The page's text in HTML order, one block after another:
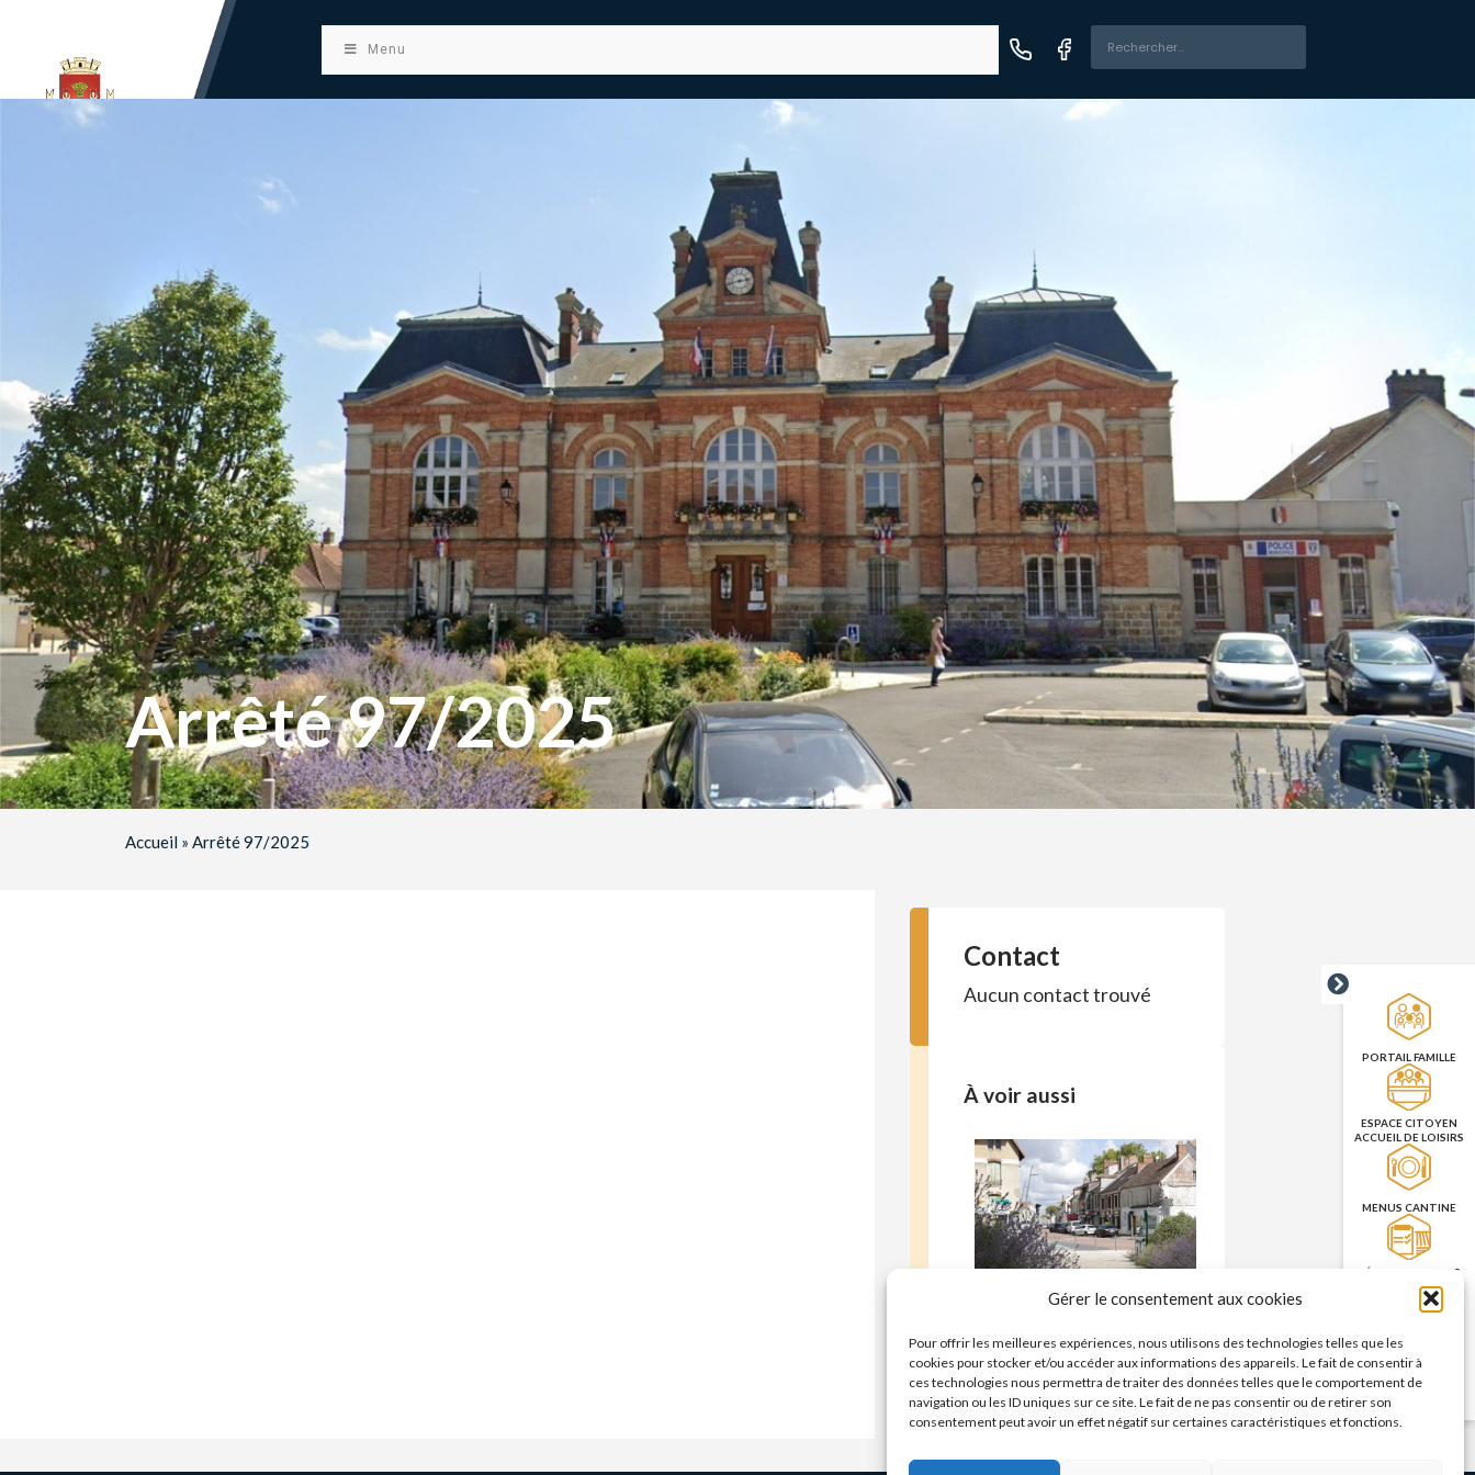
Gérer le consentement aux cookies
Pour offrir les meilleures expériences, nous utilisons des technologies telles que les
cookies pour stocker et/ou accéder aux informations des appareils. Le fait de consentir à
ces technologies nous permettra de traiter des données telles que le comportement de
navigation ou les ID uniques sur ce site. Le fait de ne pas consentir ou de retirer son
consentement peut avoir un effet négatif sur certaines caractéristiques et fonctions.
Menu
PORTAIL FAMILLE
ESPACE CITOYEN
ACCUEIL DE LOISIRS
MENUS CANTINE
RÉSERVATION DES
SALLES
PRISE DE RENDEZ-
CNI/PASSEPORT
Arrêté 97/2025
Accueil »Arrêté 97/2025
Contact
Aucun contact trouvé
À voir aussi
Commerces – enseignes